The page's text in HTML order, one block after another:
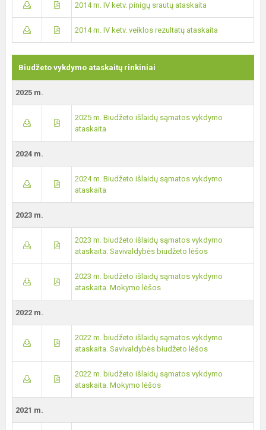
2014 m. IV ketv. pinigų srautų ataskaita
2014 m. IV ketv. veiklos rezultatų ataskaita
Biudžeto vykdymo ataskaitų rinkiniai
2025 m.
2025 m. Biudžeto išlaidų sąmatos vykdymo
ataskaita
2024 m.
2024 m. Biudžeto išlaidų sąmatos vykdymo
ataskaita
2023 m.
2023 m. biudžeto išlaidų sąmatos vykdymo
ataskaita. Savivaldybės biudžeto lėšos
2023 m. biudžeto išlaidų sąmatos vykdymo
ataskaita. Mokymo lėšos
2022 m.
2022 m. biudžeto išlaidų sąmatos vykdymo
ataskaita. Savivaldybės biudžeto lėšos
2022 m. biudžeto išlaidų sąmatos vykdymo
ataskaita. Mokymo lėšos
2021 m.